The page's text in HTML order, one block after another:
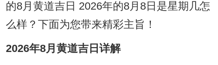
的8月黄道吉日 2026年的8月8日是星期几怎
么样？下面为您带来精彩主旨！
2026年8月黄道吉日详解